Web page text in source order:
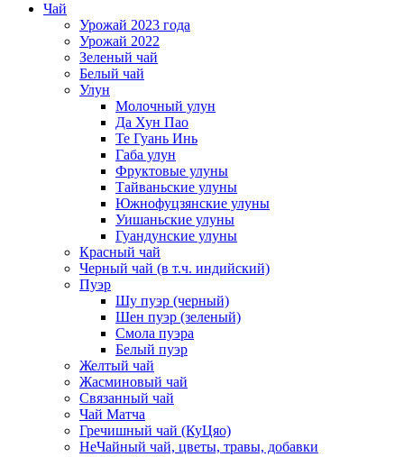
Чай
Урожай 2023 года
Урожай 2022
Зеленый чай
Белый чай
Улун
Молочный улун
Да Хун Пао
Те Гуань Инь
Габа улун
Фруктовые улуны
Тайваньские улуны
Южнофуцзянские улуны
Уишаньские улуны
Гуандунские улуны
Красный чай
Черный чай (в т.ч. индийский)
Пуэр
Шу пуэр (черный)
Шен пуэр (зеленый)
Смола пуэра
Белый пуэр
Желтый чай
Жасминовый чай
Связанный чай
Чай Матча
Гречишный чай (КуЦяо)
НеЧайный чай, цветы, травы, добавки